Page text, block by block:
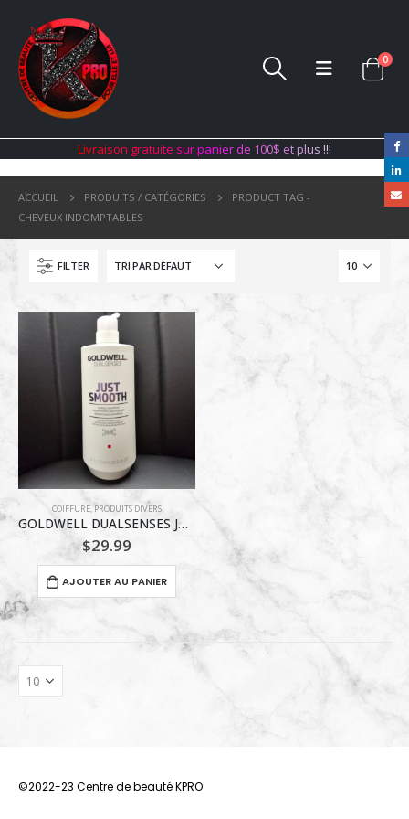
0
Livraison gratuite surpanier de 100$ etplus !!!
ACCUEIL PRODUITS / CATÉGORIES
PRODUCT TAG -
CHEVEUX INDOMPTABLES
FILTER
COIFFURE,PRODUITS DIVERS
GOLDWELL DUALSENSES JUST SMOOTH SHAMPOING 1L
$29.99
AJOUTER AU PANIER
©2022-23 Centre de beauté KPRO